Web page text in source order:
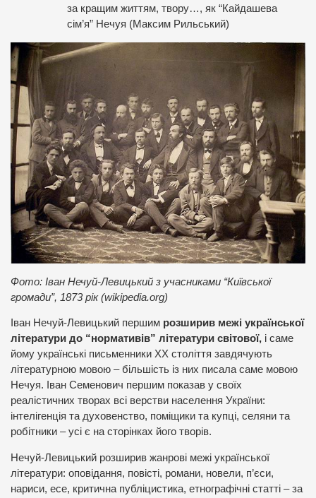
за кращим життям, твору…, як “Кайдашева
сім’я” Нечуя (Максим Рильський)
Фото: Іван Нечуй-Левицький з учасниками “Київської
громади”, 1873 рік (wikipedia.org)
Іван Нечуй-Левицький першим розширив межі української
літератури до “нормативів” літератури світової, і саме
йому українські письменники ХХ століття завдячують
літературною мовою – більшість із них писала саме мовою
Нечуя. Іван Семенович першим показав у своїх
реалістичних творах всі верстви населення України:
інтелігенція та духовенство, поміщики та купці, селяни та
робітники – усі є на сторінках його творів.
Нечуй-Левицький розширив жанрові межі української
літератури: оповідання, повісті, романи, новели, п’єси,
нариси, есе, критична публіцистика, етнографічні статті – за